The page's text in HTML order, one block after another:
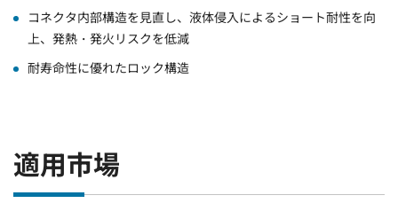
コネクタ内部構造を見直し、液体侵入によるショート耐性を向
上、発熱・発火リスクを低減
耐寿命性に優れたロック構造
適用市場